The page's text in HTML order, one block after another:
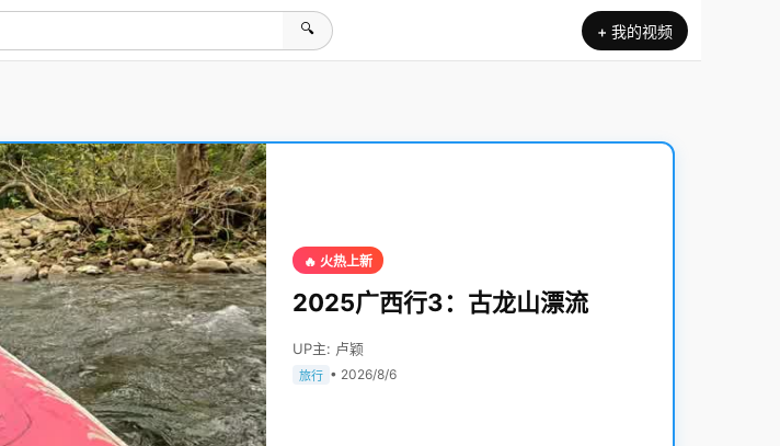
🔍 + 我的视频
🔥 火热上新
2025广西行3：古龙山漂流
UP主: 卢颖
旅行 • 2026/8/6